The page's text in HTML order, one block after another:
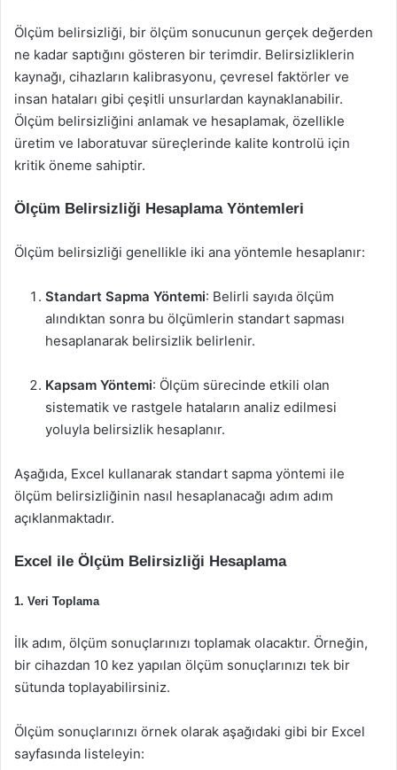
Ölçüm belirsizliği, bir ölçüm sonucunun gerçek değerden
ne kadar saptığını gösteren bir terimdir. Belirsizliklerin
kaynağı, cihazların kalibrasyonu, çevresel faktörler ve
insan hataları gibi çeşitli unsurlardan kaynaklanabilir.
Ölçüm belirsizliğini anlamak ve hesaplamak, özellikle
üretim ve laboratuvar süreçlerinde kalite kontrolü için
kritik öneme sahiptir.
Ölçüm Belirsizliği Hesaplama Yöntemleri
Ölçüm belirsizliği genellikle iki ana yöntemle hesaplanır:
Standart Sapma Yöntemi: Belirli sayıda ölçüm
alındıktan sonra bu ölçümlerin standart sapması
hesaplanarak belirsizlik belirlenir.
Kapsam Yöntemi: Ölçüm sürecinde etkili olan
sistematik ve rastgele hataların analiz edilmesi
yoluyla belirsizlik hesaplanır.
Aşağıda, Excel kullanarak standart sapma yöntemi ile
ölçüm belirsizliğinin nasıl hesaplanacağı adım adım
açıklanmaktadır.
Excel ile Ölçüm Belirsizliği Hesaplama
1. Veri Toplama
İlk adım, ölçüm sonuçlarınızı toplamak olacaktır. Örneğin,
bir cihazdan 10 kez yapılan ölçüm sonuçlarınızı tek bir
sütunda toplayabilirsiniz.
Ölçüm sonuçlarınızı örnek olarak aşağıdaki gibi bir Excel
sayfasında listeleyin: